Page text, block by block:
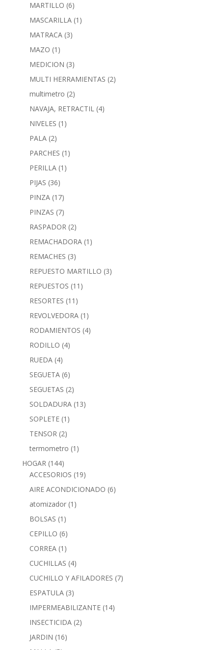
MARTILLO (6)
MASCARILLA (1)
MATRACA (3)
MAZO (1)
MEDICION (3)
MULTI HERRAMIENTAS (2)
multimetro (2)
NAVAJA, RETRACTIL (4)
NIVELES (1)
PALA (2)
PARCHES (1)
PERILLA (1)
PIJAS (36)
PINZA (17)
PINZAS (7)
RASPADOR (2)
REMACHADORA (1)
REMACHES (3)
REPUESTO MARTILLO (3)
REPUESTOS (11)
RESORTES (11)
REVOLVEDORA (1)
RODAMIENTOS (4)
RODILLO (4)
RUEDA (4)
SEGUETA (6)
SEGUETAS (2)
SOLDADURA (13)
SOPLETE (1)
TENSOR (2)
termometro (1)
HOGAR (144)
ACCESORIOS (19)
AIRE ACONDICIONADO (6)
atomizador (1)
BOLSAS (1)
CEPILLO (6)
CORREA (1)
CUCHILLAS (4)
CUCHILLO Y AFILADORES (7)
ESPATULA (3)
IMPERMEABILIZANTE (14)
INSECTICIDA (2)
JARDIN (16)